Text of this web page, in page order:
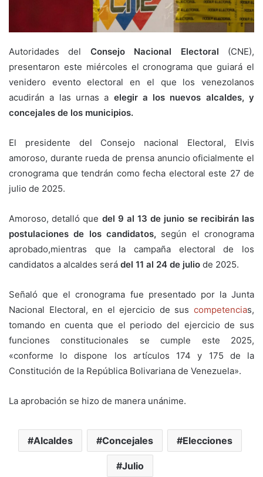
Autoridades del Consejo Nacional Electoral (CNE),
presentaron este miércoles el cronograma que guiará el
venidero evento electoral en el que los venezolanos
acudirán a las urnas a elegir a los nuevos alcaldes, y
concejales de los municipios.
El presidente del Consejo nacional Electoral, Elvis
amoroso, durante rueda de prensa anuncio oficialmente el
cronograma que tendrán como fecha electoral este 27 de
julio de 2025.
Amoroso, detalló que del 9 al 13 de junio se recibirán las
postulaciones de los candidatos, según el cronograma
aprobado,mientras que la campaña electoral de los
candidatos a alcaldes será del 11 al 24 de julio de 2025.
Señaló que el cronograma fue presentado por la Junta
Nacional Electoral, en el ejercicio de sus competencias,
tomando en cuenta que el periodo del ejercicio de sus
funciones constitucionales se cumple este 2025,
«conforme lo dispone los artículos 174 y 175 de la
Constitución de la República Bolivariana de Venezuela».
La aprobación se hizo de manera unánime.
Alcaldes Concejales Elecciones
Julio